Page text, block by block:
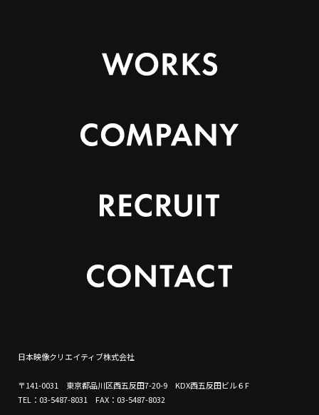
日本映像クリエイティブ株式会社
〒141-0031 東京都品川区西五反田7-20-9 KDX西五反田ビル６F
TEL：03-5487-8031 FAX：03-5487-8032